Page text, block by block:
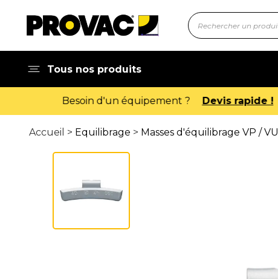
Tous nos produits
Accueil > Equilibrage > Masses d'équilibrage VP / VU